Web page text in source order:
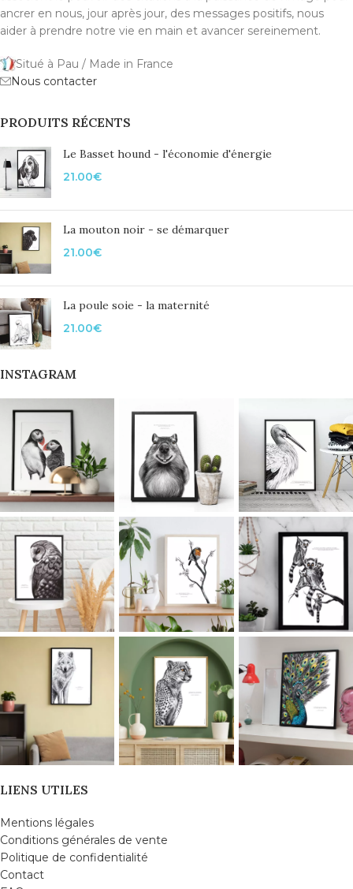
ancrer en nous, jour après jour, des messages positifs, nous
aider à prendre notre vie en main et avancer sereinement.
Situé à Pau / Made in France
Nous contacter
PRODUITS RÉCENTS
Le Basset hound - l'économie d'énergie
21.00€
La mouton noir - se démarquer
21.00€
La poule soie - la maternité
21.00€
INSTAGRAM
LIENS UTILES
Mentions légales
Conditions générales de vente
Politique de confidentialité
Contact